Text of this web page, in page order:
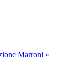
Marroni »